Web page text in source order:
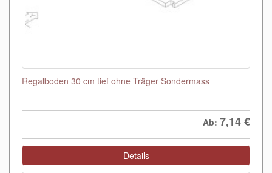
Regalboden 30 cm tief ohne Träger Sondermass
Ab: 7,14€
Details